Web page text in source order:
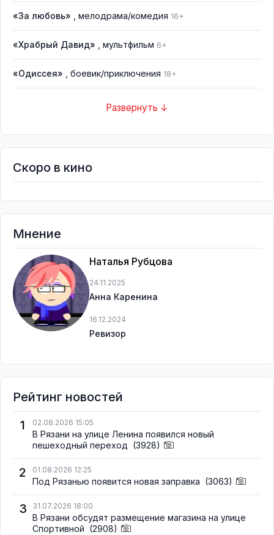
«За любовь» , мелодрама/комедия 16+
«Храбрый Давид» , мультфильм 6+
«Одиссея» , боевик/приключения 18+
Развернуть ↓
Скоро в кино
Мнение
Наталья Рубцова
24.11.2025
Анна Каренина
16.12.2024
Ревизор
Рейтинг новостей
1
02.08.2026 15:05
В Рязани на улице Ленина появился новый
пешеходный переход (3928)
2 01.08.2026 12:25
Под Рязанью появится новая заправка (3063)
3 31.07.2026 18:00
В Рязани обсудят размещение магазина на улице
Спортивной (2908)